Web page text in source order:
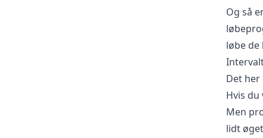
Og så
løbe de
Det her
Hvis du
Men
lidt